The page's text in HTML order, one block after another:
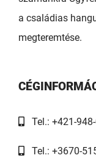
a családias
megteremtése.
Tel.: +421-
Tel.: +3670-